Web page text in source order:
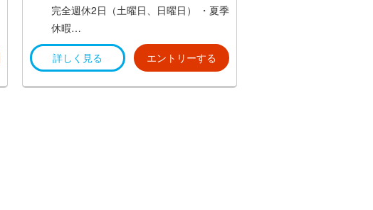
完全週休2日（土曜日、日曜日）
・夏季
休暇
・年末年始休暇
・会社創立記念日
詳しく見る エントリーする